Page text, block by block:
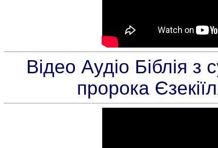
Відео Аудіо Біблія
пророка